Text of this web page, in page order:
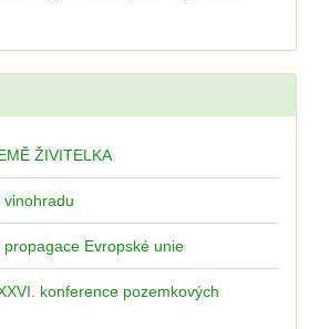
ŽIVITELKA
Evropské unie
konference pozemkových